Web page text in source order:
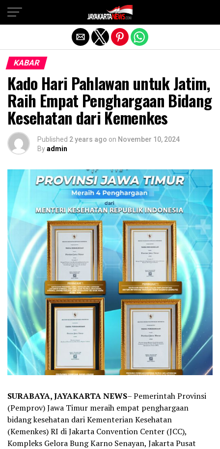
KABAR
Kado Hari Pahlawan untuk Jatim,
Raih Empat Penghargaan Bidang
Kesehatan dari Kemenkes
Published 2 years ago on November 10, 2024
Byadmin
SURABAYA, JAYAKARTA NEWS– Pemerintah Provinsi
(Pemprov) Jawa Timur meraih empat penghargaan
bidang kesehatan dari Kementerian Kesehatan
(Kemenkes) RI di Jakarta Convention Center (JCC),
Kompleks Gelora Bung Karno Senayan, Jakarta Pusat
Exit mobile version